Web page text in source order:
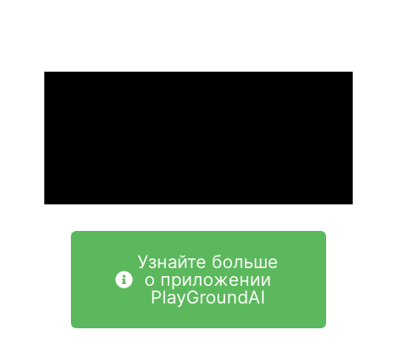
Узнайте больше
о приложении
PlayGroundAI